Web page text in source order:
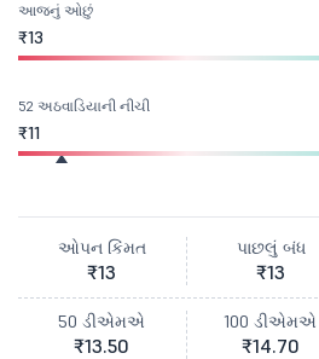
આજનું ઓછું
₹13
52 અઠવાડિયાની નીચી
₹11
ઓપન કિંમત
₹13
પાછલું બંધ
₹13
50 ડીએમએ
₹13.50
100 ડીએમએ
₹14.70